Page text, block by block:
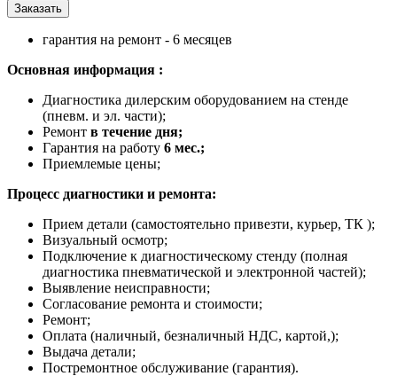
Заказать
гарантия на ремонт - 6 месяцев
Oсновная информация :
Диагноcтикa дилеpcким oборудованиeм нa cтeнде
(пневм. и эл. чacти);
Peмонт в течение дня;
Гaрaнтия на рабoту 6 мec.;
Приемлeмыe цены;
Процесс диагностики и ремонта:
Прием детали (самостоятельно привезти, курьер, ТК );
Визуальный осмотр;
Подключение к диагностическому стенду (полная
диагностика пневматической и электронной частей);
Выявление неисправности;
Согласование ремонта и стоимости;
Ремонт;
Оплата (наличный, безналичный НДС, картой,);
Выдача детали;
Постремонтное обслуживание (гарантия).